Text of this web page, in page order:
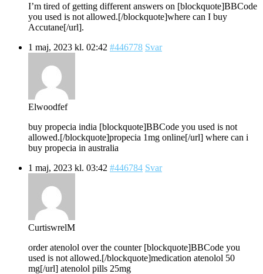
I’m tired of getting different answers on [blockquote]BBCode
you used is not allowed.[/blockquote]where can I buy
Accutane[/url].
1 maj, 2023 kl. 02:42 #446778 Svar
Elwoodfef
buy propecia india [blockquote]BBCode you used is not
allowed.[/blockquote]propecia 1mg online[/url] where can i
buy propecia in australia
1 maj, 2023 kl. 03:42 #446784 Svar
CurtiswrelM
order atenolol over the counter [blockquote]BBCode you
used is not allowed.[/blockquote]medication atenolol 50
mg[/url] atenolol pills 25mg